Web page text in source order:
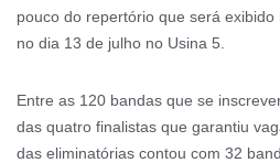
pouco do repertório que será
no dia 13 de julho no Usina 5.
Entre as 120 bandas que se
das quatro finalistas que garantiu
das eliminatórias contou com 32